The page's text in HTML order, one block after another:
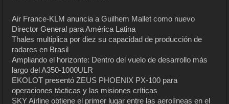
Air France-KLM anuncia a Guilhem Mallet como nuevo
Director General para América Latina
Thales multiplica por diez su capacidad de producción de
radares en Brasil
Ampliando el horizonte: Dentro del vuelo de desarrollo más
largo del A350-1000ULR
EKOLOT presentó ZEUS PHOENIX PX-100 para
operaciones tácticas y las misiones críticas
SKY Airline obtiene el primer lugar entre las aerolíneas en el